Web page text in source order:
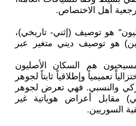
أهل الاختصاص.
هو توصيف (إثني- تاريخي)،
هو توصيف ديني متغير عبر
هم السكان الأصليون
تعميمياً وإطلاقياً ثابتاً لجوهر
والنسبي. فهي تعرض لجوهر
مقابل أعراض هوياتية غير
السوريين.